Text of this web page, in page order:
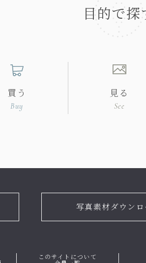
目的で探
買う
Buy
見る
See
写真素材ダウンロ
このサイトについて